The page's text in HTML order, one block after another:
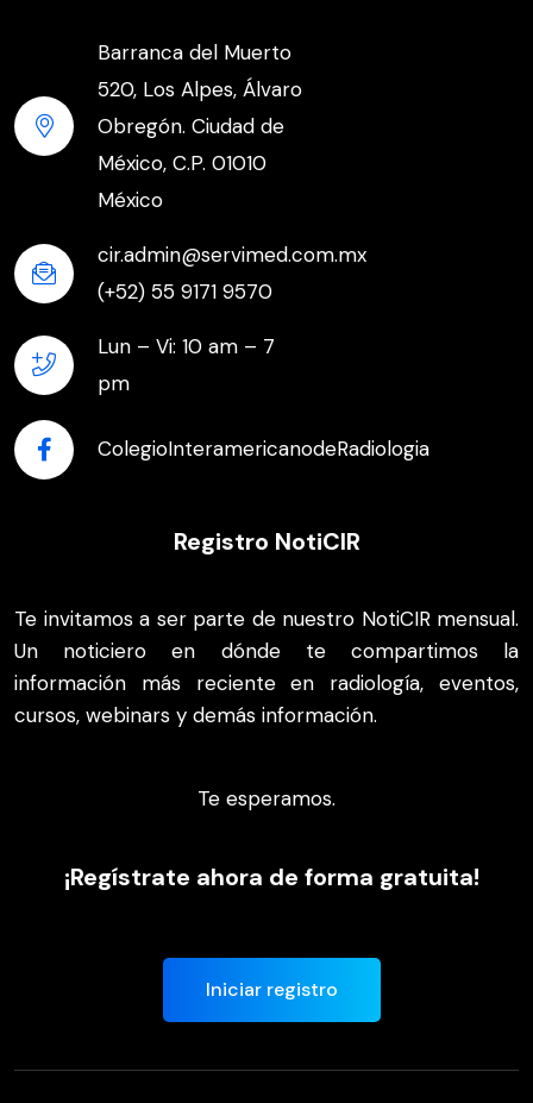
Barranca del Muerto
520, Los Alpes, Álvaro
Obregón. Ciudad de
México, C.P. 01010
México
cir.admin@servimed.com.mx
(+52) 55 9171 9570
Lun – Vi: 10 am – 7
pm
ColegioInteramericanodeRadiologia
Registro NotiCIR
Te invitamos a ser parte de nuestro NotiCIR mensual.
Un noticiero en dónde te compartimos la
información más reciente en radiología, eventos,
cursos, webinars y demás información.
Te esperamos.
¡Regístrate ahora de forma gratuita!
Iniciar registro